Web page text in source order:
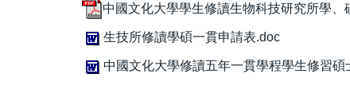
中國文化大學學生修讀生物科技研究所學
生技所修讀學碩一貫申請表.doc
中國文化大學修讀五年一貫學程學生修習碩